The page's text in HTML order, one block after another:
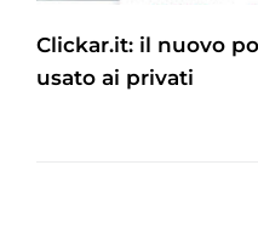
Clickar.it: il nuovo
usato ai privati